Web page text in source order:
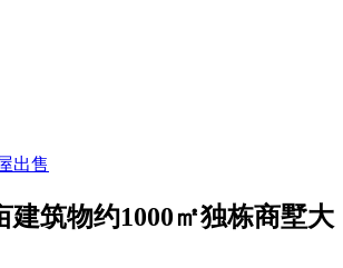
出售
建筑物约1000㎡独栋商墅大